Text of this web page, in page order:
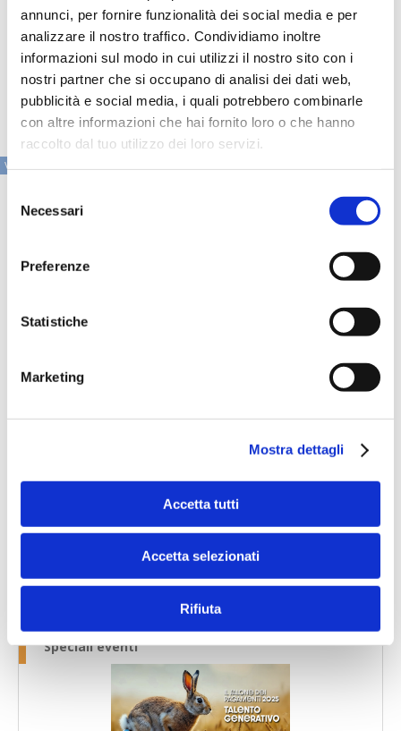
annunci, per fornire funzionalità dei social media e per
analizzare il nostro traffico. Condividiamo inoltre
informazioni sul modo in cui utilizzi il nostro sito con i
nostri partner che si occupano di analisi dei dati web,
pubblicità e social media, i quali potrebbero combinarle
con altre informazioni che hai fornito loro o che hanno
raccolto dal tuo utilizzo dei loro servizi.
delNecessari
Preferenze
Statistiche
Marketing
Mostra dettagli
Accetta tutti
Accetta selezionati
Rifiuta
Il nuovo modello, conclude Bancomat, “oltre ad essere
funzionale al mantenimento di una rete ATM capillare,
consentirebbe di superare gli attuali meccanismi
commissionali fra banche attraverso l’applicazione chiara
di una commissione diretta al consumatore, il cui
ammontare verrebbe definito in modo concorrenziale”.
VAI ALLA SEZIONE IN PRIMO PIANO
Banche per l'inclusione
Speciali eventi